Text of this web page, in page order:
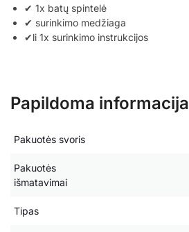
✔ 1x batų spintelė
✔ surinkimo medžiaga
✔li 1x surinkimo instrukcijos
Papildoma informacija
Pakuotės svoris
Pakuotės
išmatavimai
Tipas